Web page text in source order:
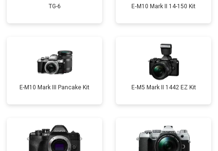
TG-6 E‑M10 Mark II 14-150 Kit
E-M10 Mark III Pancake Kit E‑M5 Mark II 1442 EZ Kit